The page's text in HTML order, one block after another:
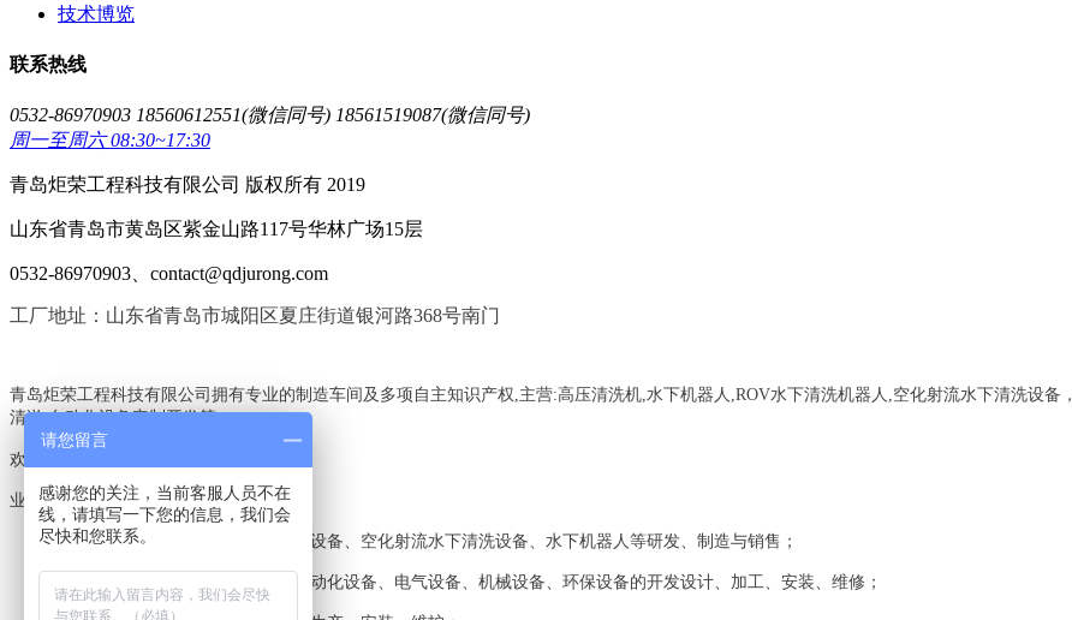
技术博览
联系热线
0532-86970903 18560612551(微信同号) 18561519087(微信同号)
周一至周六 08:30~17:30
青岛炬荣工程科技有限公司 版权所有 2019
山东省青岛市黄岛区紫金山路117号华林广场15层
0532-86970903、contact@qdjurong.com
工厂地址：山东省青岛市城阳区夏庄街道银河路368号南门
青岛炬荣工程科技有限公司拥有专业的制造车间及多项自主知识产权,主营:高压清洗机,水下机器人,ROV水下清洗机器人,空化射流水下清洗设备，
清淤,自动化设备定制开发等,
欢迎电询:18560612551,18561519087
业务范围：
工业高压清洗机、新型环保水喷沙设备、空化射流水下清洗设备、水下机器人等研发、制造与销售；
各类非标设备、工业设备、机电自动化设备、电气设备、机械设备、环保设备的开发设计、加工、安装、维修；
请您留言
感谢您的关注，当前客服人员不在
线，请填写一下您的信息，我们会
尽快和您联系。